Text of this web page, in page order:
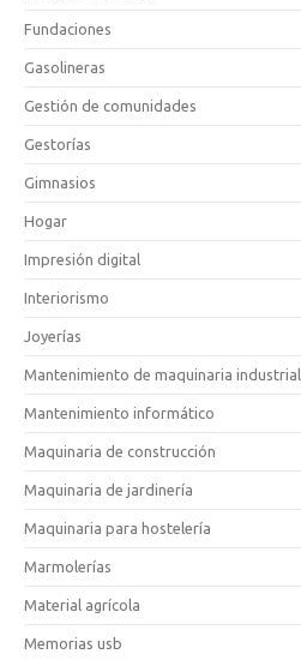
Fundaciones
Gasolineras
Gestión de comunidades
Gestorías
Gimnasios
Hogar
Impresión digital
Interiorismo
Joyerías
Mantenimiento de maquinaria industrial
Mantenimiento informático
Maquinaria de construcción
Maquinaria de jardinería
Maquinaria para hostelería
Marmolerías
Material agrícola
Memorias usb